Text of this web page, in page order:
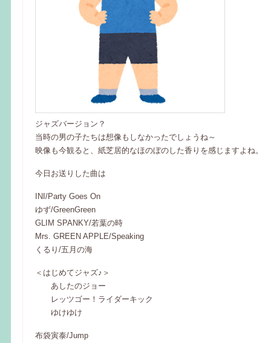
ジャズバージョン？
当時の男の子たちは想像もしなかったでしょうね～
映像も今観ると、紙芝居的なほのぼのした香りを感じますよね。
今日お送りした曲は
INI/Party Goes On
ゆず/GreenGreen
GLIM SPANKY/若葉の時
Mrs. GREEN APPLE/Speaking
くるり/五月の海
＜はじめてジャズ♪＞
あしたのジョー
レッツゴー！ライダーキック
ゆけゆけ
布袋寅泰/Jump